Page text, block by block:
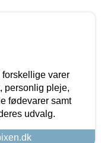
varer
personlig pleje,
fødevarer samt
udvalg.